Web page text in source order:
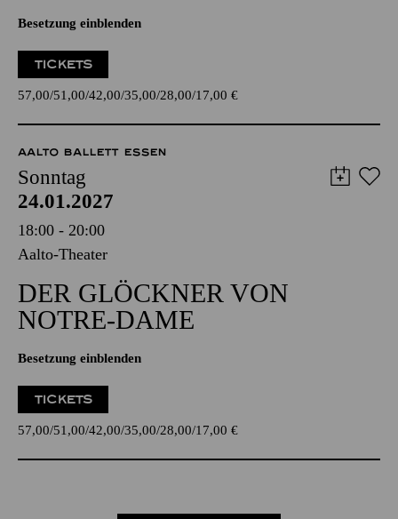
Besetzung einblenden
TICKETS
57,00 51,00 42,00 35,00 28,00 17,00 €
AALTO BALLETT ESSEN
Sonntag
24.01.2027
18:00 - 20:00
Aalto-Theater
DER GLÖCKNER­ VON
NOTRE-DAME
Besetzung einblenden
TICKETS
57,00 51,00 42,00 35,00 28,00 17,00 €